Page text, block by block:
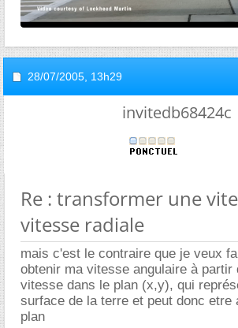
28/07/2005, 13h29
invitedb68424c
Re : transformer une
vitesse radiale
mais c'est le contraire que je veux
obtenir ma vitesse angulaire à partir
vitesse dans le plan (x,y), qui
surface de la terre et peut donc etre
plan